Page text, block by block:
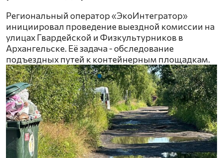
Региональный оператор «ЭкоИнтегратор»
инициировал проведение выездной комиссии на
улицах Гвардейской и Физкультурников в
Архангельске. Её задача - обследование
подъездных путей к контейнерным площадкам.